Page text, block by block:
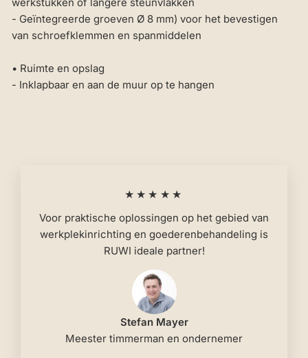
- Geïntegreerde groeven Ø 8 mm) voor het bevestigen
van schroefklemmen en spanmiddelen
• Ruimte en opslag
- Inklapbaar en aan de muur op te hangen
★★★★★
Voor praktische oplossingen op het gebied van
werkplekinrichting en goederenbehandeling is
RUWI ideale partner!
Stefan Mayer
Meester timmerman en ondernemer